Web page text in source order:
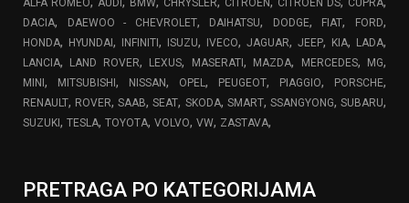
ALFA ROMEO AUDI BMW CHRYSLER CITROEN CITROEN DS CUPRA
DACIA, DAEWOO - CHEVROLET, DAIHATSU, DODGE, FIAT, FORD,
HONDA, HYUNDAI , INFINITI , ISUZU, IVECO, JAGUAR, JEEP, KIA, LADA,
LANCIA, LAND ROVER, LEXUS, MASERATI , MAZDA, MERCEDES, MG,
MINI , MITSUBISHI , NISSAN, OPEL, PEUGEOT, PIAGGIO, PORSCHE,
RENAULT, ROVER,SAAB,SEAT, SKODA, SMART, SSANGYONG,SUBARU,
SUZUKI , TESLA, TOYOTA, VOLVO, VW, ZASTAVA,
PRETRAGA PO KATEGORIJAMA